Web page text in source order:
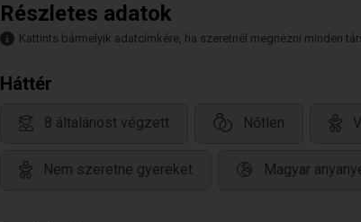
Részletes adatok
Kattints bármelyik adatcímkére, ha szeretnél megnézni minden
Háttér
8 általánost végzett Nőtlen
Nem szeretne gyereket Magyar